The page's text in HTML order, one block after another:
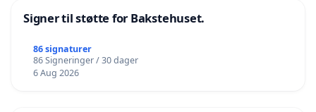
Signer til støtte for Bakstehuset.
86 signaturer
86 Signeringer / 30 dager
6 Aug 2026